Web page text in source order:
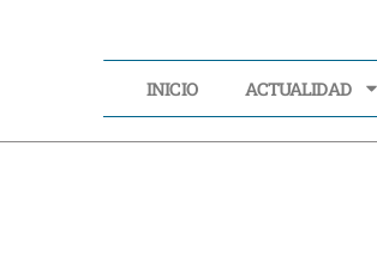
INICIO ACTUALIDAD